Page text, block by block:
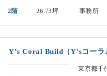
2階 26.73坪 事務所
Y's Coral Build（Y'sコーラ
東京都千